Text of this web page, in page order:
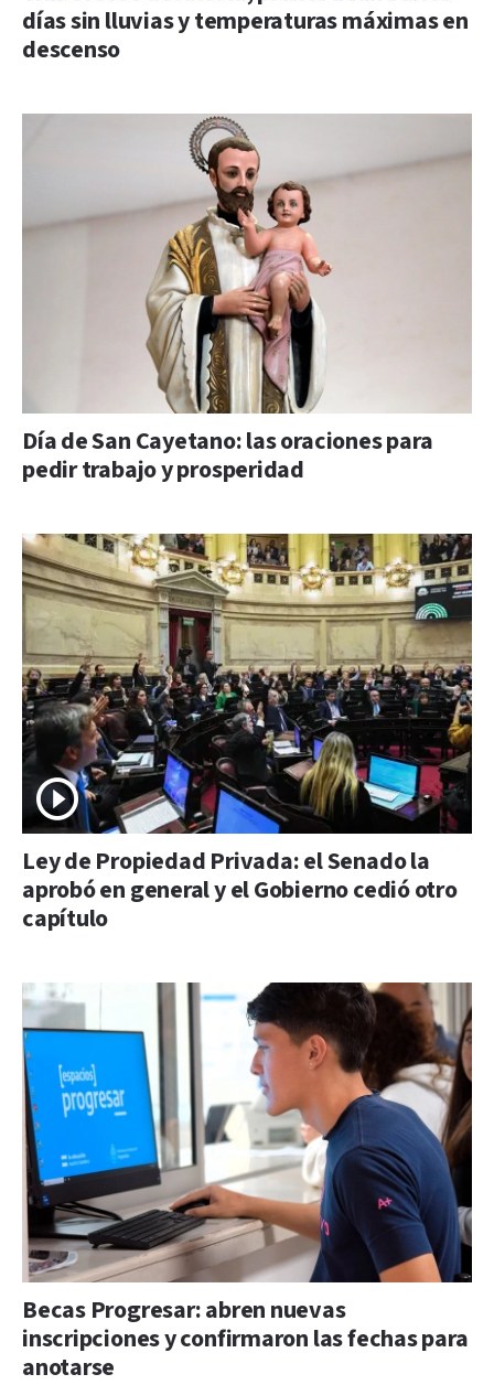
días sin lluvias y temperaturas máximas en
descenso
Día de San Cayetano: las oraciones para
pedir trabajo y prosperidad
Ley de Propiedad Privada: el Senado la
aprobó en general y el Gobierno cedió otro
capítulo
Becas Progresar: abren nuevas
inscripciones y confirmaron las fechas para
anotarse